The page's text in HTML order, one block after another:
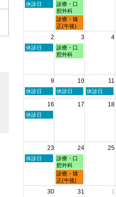
日
月
2026
休診日
月
曜
日,
7
月
2026
診療・口
腔外科
月
曜
日,
月
27th
2026
診療・矯
正(午後)
2 3 4
日
月
2026
休診日
月
曜
月
2026
診療・口
腔外科
9 10 11
日
曜
8
月
休診日
月
曜
休診日
火
曜
休診日
16 17 18
日
月
2026
休診日
23 24 25
日
月
休診日
月
曜
日,
8
月
診療・口
腔外科
月
曜
日,
診療・矯
正(午後)
30 31 1